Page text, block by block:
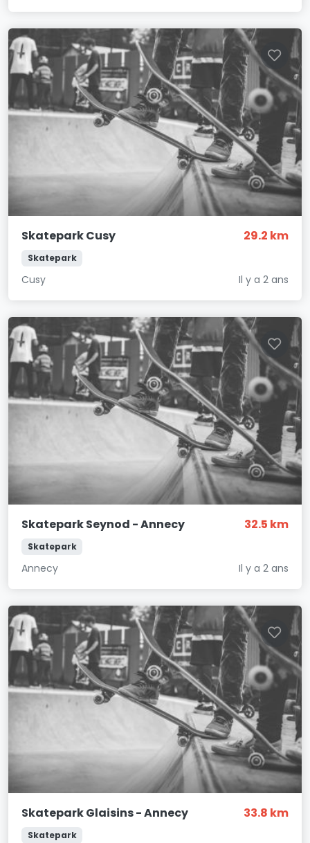
Skatepark Cusy 29.2 km
Skatepark
Cusy Il y a 2 ans
Skatepark Seynod - Annecy 32.5 km
Skatepark
Annecy Il y a 2 ans
Skatepark Glaisins - Annecy 33.8 km
Skatepark